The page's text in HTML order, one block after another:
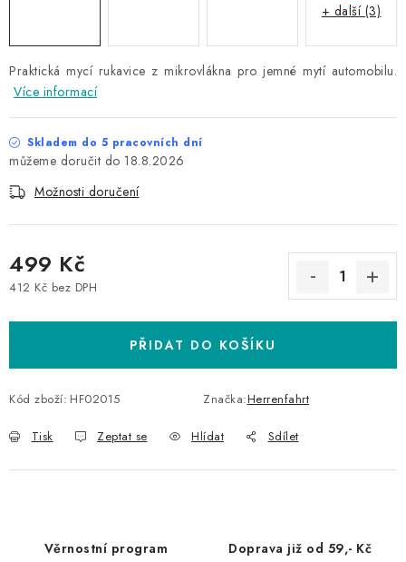
Praktická mycí rukavice z mikrovlákna pro jemné mytí automobilu.
Více informací
Skladem do 5 pracovních dní
18.8.2026
Možnosti doručení
499 Kč
412 Kč bez DPH
PŘIDAT DO KOŠÍKU
Kód zboží: HF02015 Značka:Herrenfahrt
Tisk Zeptat se Hlídat Sdílet
+ další (3)
Věrnostní program Doprava již od 59,- Kč